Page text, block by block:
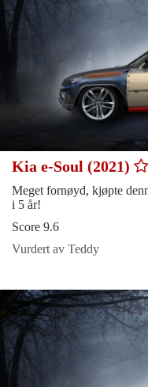
Kia e-Soul (2021)
Meget fornøyd, kjøpte
i 5 år!
Score 9.6
Vurdert av Teddy